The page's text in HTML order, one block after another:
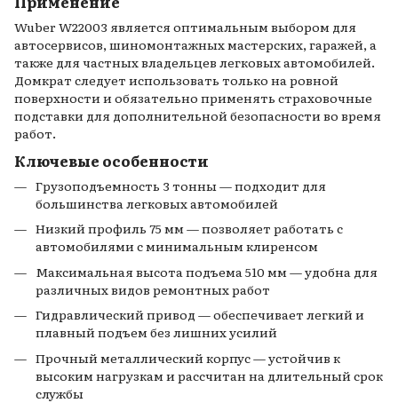
Wuber W22003 является оптимальным выбором для
автосервисов, шиномонтажных мастерских, гаражей, а
также для частных владельцев легковых автомобилей.
Домкрат следует использовать только на ровной
поверхности и обязательно применять страховочные
подставки для дополнительной безопасности во время
работ.
Ключевые особенности
Грузоподъемность 3 тонны — подходит для
большинства легковых автомобилей
Низкий профиль 75 мм — позволяет работать с
автомобилями с минимальным клиренсом
Максимальная высота подъема 510 мм — удобна для
различных видов ремонтных работ
Гидравлический привод — обеспечивает легкий и
плавный подъем без лишних усилий
Прочный металлический корпус — устойчив к
высоким нагрузкам и рассчитан на длительный срок
службы